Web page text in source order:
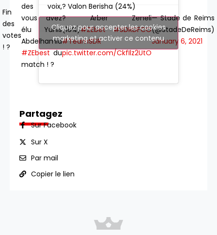
Fin
des
votes
! ?
des voix,
vous avez
élu Yunis
Abdelhamid
#ZEbestdu
match ! ?
? Valon Berisha (24%)
? Arber Zeneli
(16%)#ZEbet
#SDRDFCO
#TeamSDR
pic.twitter.com/CkfIlz2UtO
— Stade de Reims
(@StadeDeReims)
January 6, 2021
Cliquez pour accepter les cookies
marketing et activer ce contenu
Partagez
Sur Facebook
Sur X
Par mail
Copier le lien